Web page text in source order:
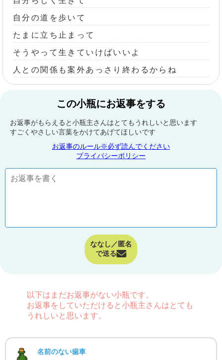
自分の道を歩いて
たまに立ち止まって
そうやって生きていけばいいよ
人との関係も案外あっさり終わるからね
この小瓶にお返事をする
お返事がもらえると小瓶主さんはとてもうれしいと思います
すごくやさしい言葉をかけてあげてほしいです
お返事のルール※必ず読んでください
プライバシーポリシー
ななし／匿名
で送る
以下はまだお返事がない小瓶です。
お返事をしていただけると小瓶主さんはとても
うれしいと思います。
名前のない歯車